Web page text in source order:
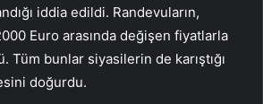
iddia edildi. Randevuların,
Euro arasında değişen fiyatlarla
Tüm bunlar siyasilerin de karıştığı
doğurdu.